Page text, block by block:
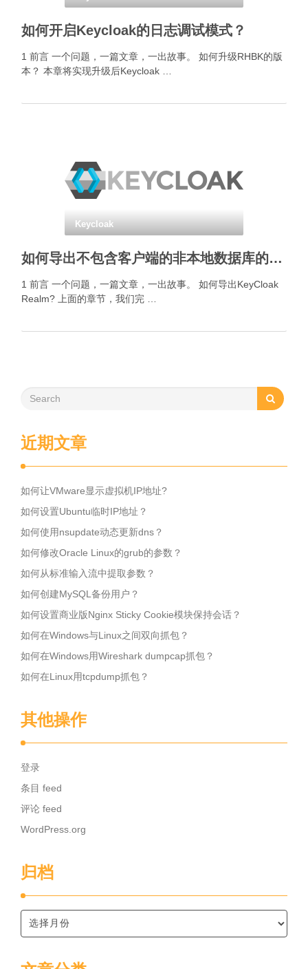
如何开启Keycloak的日志调试模式？
1 前言 一个问题，一篇文章，一出故事。 如何升级RHBK的版
本？ 本章将实现升级后Keycloak …
Keycloak
如何导出不包含客户端的非本地数据库的KeyCloak Realm?
1 前言 一个问题，一篇文章，一出故事。 如何导出KeyCloak
Realm? 上面的章节，我们完 …
近期文章
如何让VMware显示虚拟机IP地址?
如何设置Ubuntu临时IP地址？
如何使用nsupdate动态更新dns？
如何修改Oracle Linux的grub的参数？
如何从标准输入流中提取参数？
如何创建MySQL备份用户？
如何设置商业版Nginx Sticky Cookie模块保持会话？
如何在Windows与Linux之间双向抓包？
如何在Windows用Wireshark dumpcap抓包？
如何在Linux用tcpdump抓包？
其他操作
登录
条目 feed
评论 feed
WordPress.org
归档